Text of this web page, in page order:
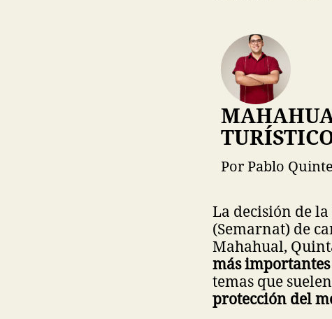
Por Pablo
La decisión de
(Semarnat) de
Mahahual,
más importantes
temas que
protección del